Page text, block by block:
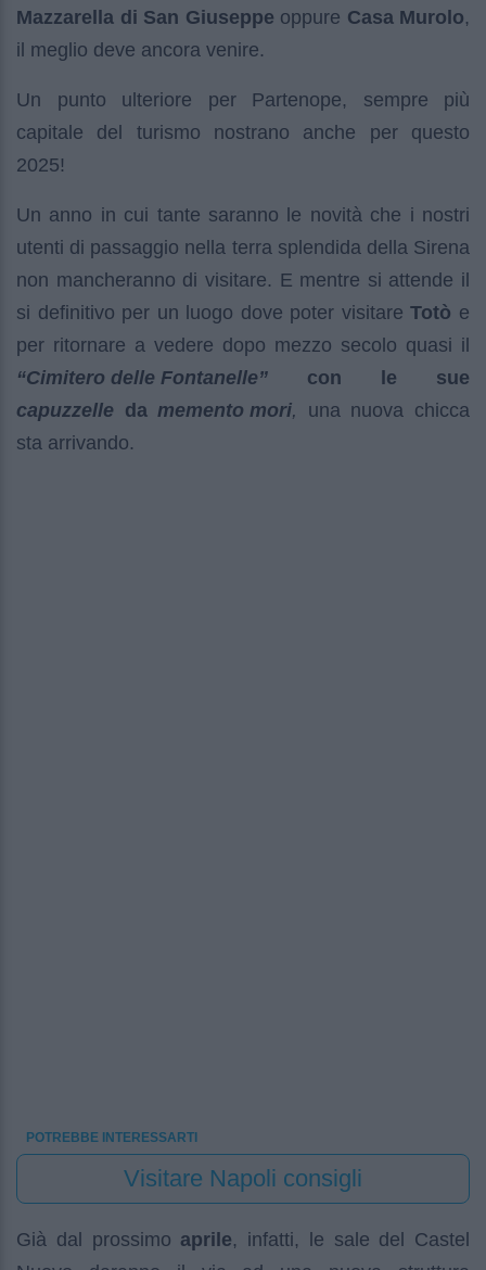
Mazzarella di San Giuseppe oppure Casa Murolo,
il meglio deve ancora venire.
Un punto ulteriore per Partenope, sempre più
capitale del turismo nostrano anche per questo
2025!
Un anno in cui tante saranno le novità che i nostri
utenti di passaggio nella terra splendida della Sirena
non mancheranno di visitare. E mentre si attende il
si definitivo per un luogo dove poter visitareTotò e
per ritornare a vedere dopo mezzo secolo quasi il
“Cimitero delle Fontanelle” con le sue
capuzzelle damemento mori,
una nuova chicca
sta arrivando.
POTREBBE INTERESSARTI
Visitare Napoli consigli
Già dal prossimo aprile, infatti, le sale del Castel